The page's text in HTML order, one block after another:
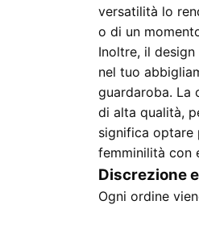
versatilità lo
o di un
Inoltre, il
nel tuo
guardaroba. La
di alta qualità,
significa optare
femminilità con
Discrezione
Ogni ordine